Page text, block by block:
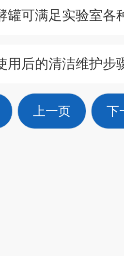
罐可满足实验室各
用后的清洁维护步
上一页 下